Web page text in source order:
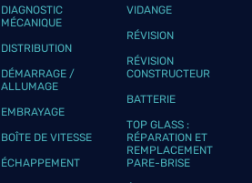
DIAGNOSTIC
MÉCANIQUE
DISTRIBUTION
DÉMARRAGE /
ALLUMAGE
EMBRAYAGE
BOÎTE DE VITESSE
ÉCHAPPEMENT
VIDANGE
RÉVISION
RÉVISION
CONSTRUCTEUR
BATTERIE
TOP GLASS :
RÉPARATION ET
REMPLACEMENT
PARE-BRISE